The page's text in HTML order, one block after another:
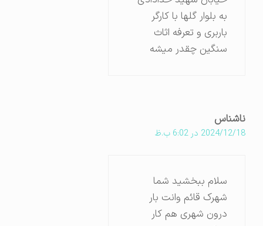
به بلوار گلها با کارگر
باربری و تعرفه اثاث
سنگین چقدر میشه
ناشناس
2024/12/18 در 6:02 ب.ظ
سلام ببخشید شما
شهرک قائم وانت بار
درون شهری هم کار